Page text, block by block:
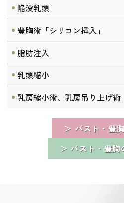
陥没乳頭
豊胸術「シリコン挿入」
脂肪注入
乳頭縮小
乳房縮小術、乳房吊り上げ術
＞ バスト・豊
＞ バスト・豊胸